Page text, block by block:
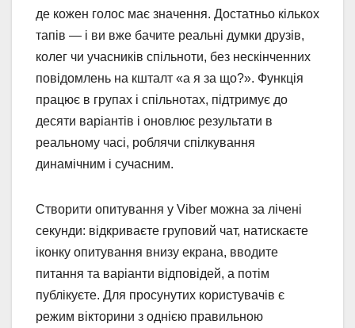
де кожен голос має значення. Достатньо кількох
тапів — і ви вже бачите реальні думки друзів,
колег чи учасників спільноти, без нескінченних
повідомлень на кшталт «а я за що?». Функція
працює в групах і спільнотах, підтримує до
десяти варіантів і оновлює результати в
реальному часі, роблячи спілкування
динамічним і сучасним.
Створити опитування у Viber можна за лічені
секунди: відкриваєте груповий чат, натискаєте
іконку опитування внизу екрана, вводите
питання та варіанти відповідей, а потім
публікуєте. Для просунутих користувачів є
режим вікторини з однією правильною